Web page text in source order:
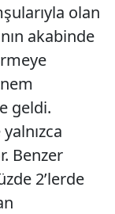
olan
akabinde
geldi.
Benzer
2’lerde